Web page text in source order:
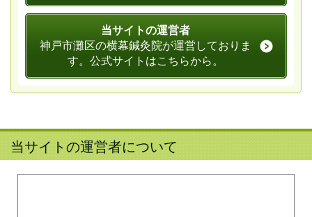
当サイトの運営者
神戸市灘区の横幕鍼灸院が運営しておりま
す。公式サイトはこちらから。
当サイトの運営者について